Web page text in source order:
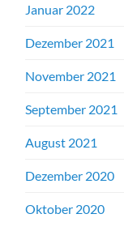
Januar 2022
Dezember 2021
November 2021
September 2021
August 2021
Dezember 2020
Oktober 2020